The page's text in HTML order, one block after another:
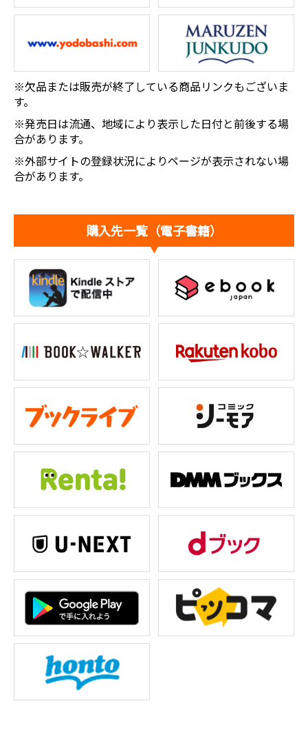
※欠品または販売が終了している商品リンクもございま
す。
※発売日は流通、地域により表示した日付と前後する場
合があります。
※外部サイトの登録状況によりページが表示されない場
合があります。
購入先一覧（電子書籍）